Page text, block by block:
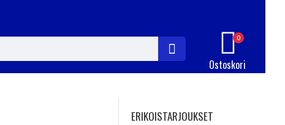
Ostoskori
0
ERIKOISTARJOUKSET